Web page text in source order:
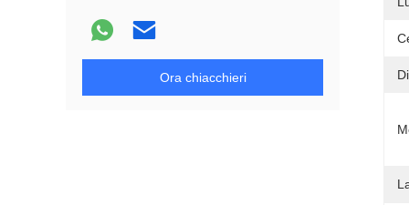
Ora chiacchieri